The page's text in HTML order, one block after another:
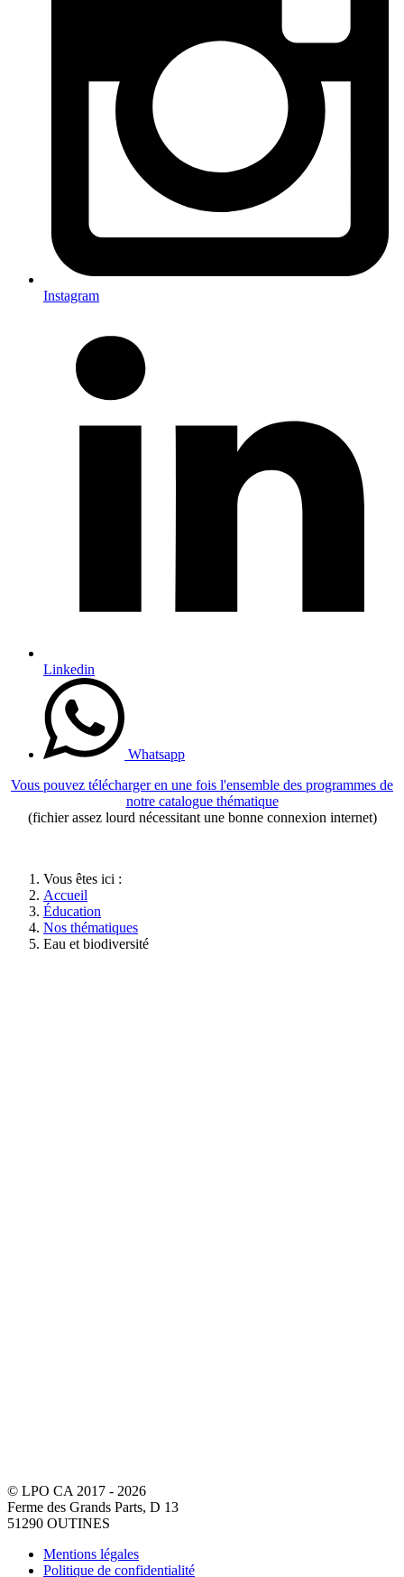
Instagram
Linkedin
Whatsapp
Vous pouvez télécharger en une fois l'ensemble des programmes de
notre catalogue thématique
(fichier assez lourd nécessitant une bonne connexion internet)
Vous êtes ici :
Accueil
Éducation
Nos thématiques
Eau et biodiversité
© LPO CA 2017 - 2026
Ferme des Grands Parts, D 13
51290 OUTINES
Mentions légales
Politique de confidentialité